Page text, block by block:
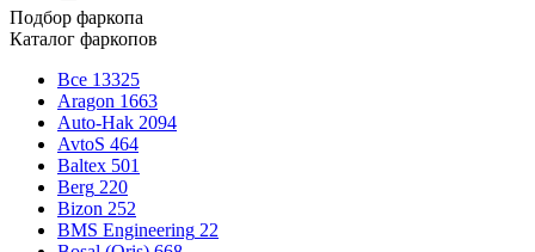
Подбор фаркопа
Каталог фаркопов
Все 13325
Aragon 1663
Auto-Hak 2094
AvtoS 464
Baltex 501
Berg 220
Bizon 252
BMS Engineering 22